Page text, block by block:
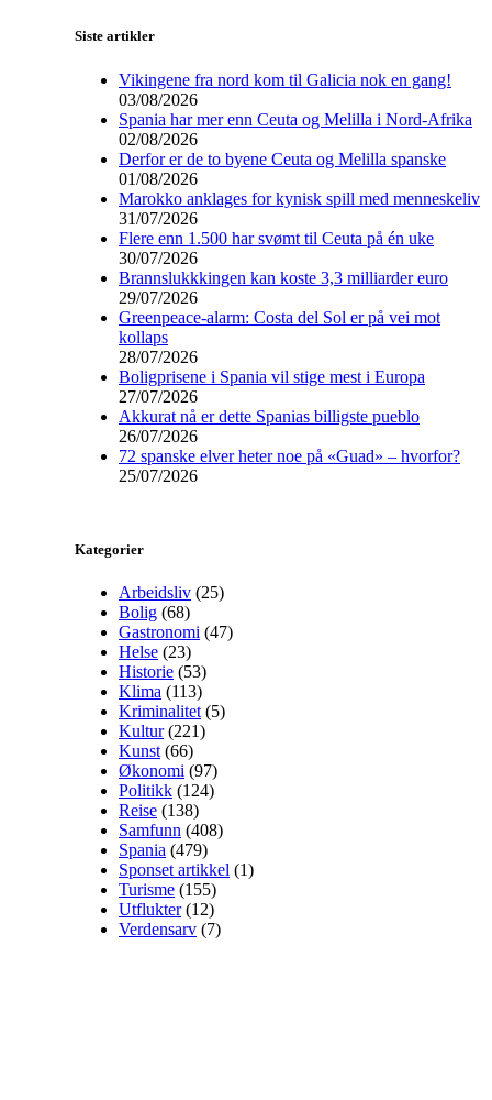
Siste artikler
Vikingene fra nord kom til Galicia nok en gang!
03/08/2026
Spania har mer enn Ceuta og Melilla i Nord-Afrika
02/08/2026
Derfor er de to byene Ceuta og Melilla spanske
01/08/2026
Marokko anklages for kynisk spill med menneskeliv
31/07/2026
Flere enn 1.500 har svømt til Ceuta på én uke
30/07/2026
Brannslukkkingen kan koste 3,3 milliarder euro
29/07/2026
Greenpeace-alarm: Costa del Sol er på vei mot
kollaps
28/07/2026
Boligprisene i Spania vil stige mest i Europa
27/07/2026
Akkurat nå er dette Spanias billigste pueblo
26/07/2026
72 spanske elver heter noe på «Guad» – hvorfor?
25/07/2026
Kategorier
Arbeidsliv (25)
Bolig (68)
Gastronomi (47)
Helse (23)
Historie (53)
Klima (113)
Kriminalitet (5)
Kultur(221)
Kunst (66)
Økonomi (97)
Politikk (124)
Reise (138)
Samfunn (408)
Spania (479)
Sponset artikkel (1)
Turisme (155)
Utflukter(12)
Verdensarv (7)